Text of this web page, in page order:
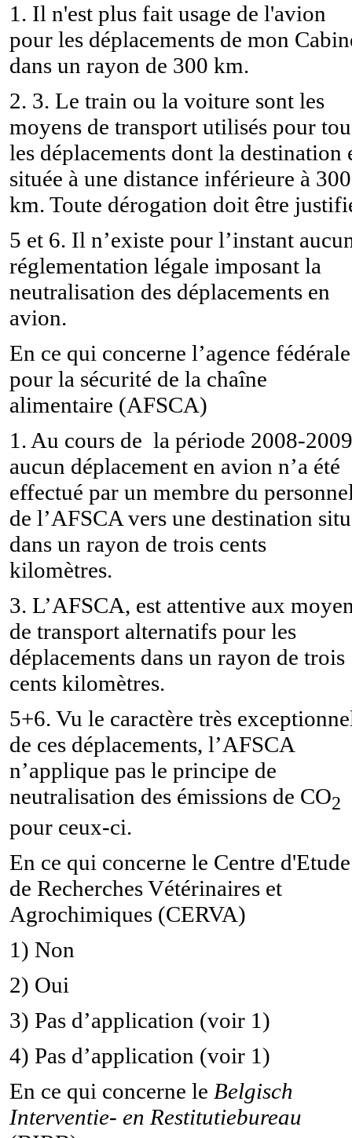
1. Il n'est plus fait usage de l'avion
pour les déplacements de mon
dans un rayon de 300 km.
2. 3. Le train ou la voiture sont les
moyens de transport utilisés pour
les déplacements dont la destination
située à une distance inférieure à 300
km. Toute dérogation doit être
5 et 6. Il n’existe pour l’instant
réglementation légale imposant la
neutralisation des déplacements en
avion.
En ce qui concerne l’agence fédérale
pour la sécurité de la chaîne
alimentaire (AFSCA)
1. Au cours de la période 2008-
aucun déplacement en avion n’a été
effectué par un membre du
de l’AFSCA vers une destination
dans un rayon de trois cents
kilomètres.
3. L’AFSCA, est attentive aux
de transport alternatifs pour les
déplacements dans un rayon de trois
cents kilomètres.
5+6. Vu le caractère très
de ces déplacements, l’AFSCA
n’applique pas le principe de
neutralisation des émissions de CO2
pour ceux-ci.
En ce qui concerne le Centre
de Recherches Vétérinaires et
Agrochimiques (CERVA)
1) Non
2) Oui
3) Pas d’application (voir 1)
4) Pas d’application (voir 1)
En ce qui concerne le Belgisch
Interventie- en Restitutiebureau